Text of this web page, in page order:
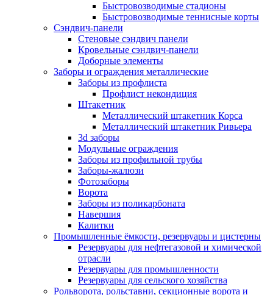
Быстровозводимые стадионы
Быстровозводимые теннисные корты
Сэндвич-панели
Стеновые сэндвич панели
Кровельные сэндвич-панели
Доборные элементы
Заборы и ограждения металлические
Заборы из профлиста
Профлист некондиция
Штакетник
Металлический штакетник Корса
Металлический штакетник Ривьера
3d заборы
Модульные ограждения
Заборы из профильной трубы
Заборы-жалюзи
Фотозаборы
Ворота
Заборы из поликарбоната
Навершия
Калитки
Промышленные ёмкости, резервуары и цистерны
Резервуары для нефтегазовой и химической
отрасли
Резервуары для промышленности
Резервуары для сельского хозяйства
Рольворота, рольставни, секционные ворота и